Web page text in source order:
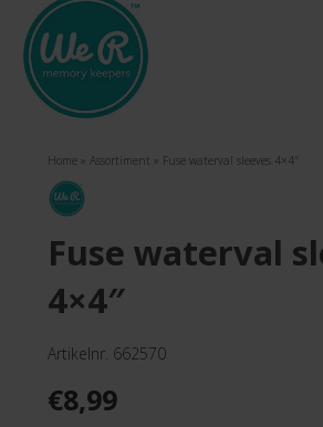
Home » Assortiment » Fuse waterval sleeves 4×4″
fuse waterval sleeves
4×4″
Artikelnr. 662570
€8,99